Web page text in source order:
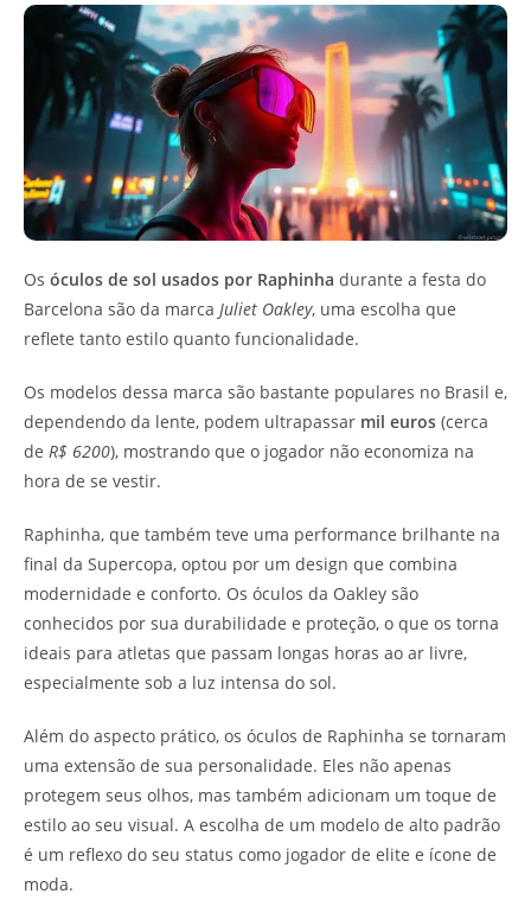
Os óculos de sol usados por Raphinha durante a festa do
Barcelona são da marca Juliet Oakley, uma escolha que
reflete tanto estilo quanto funcionalidade.
Os modelos dessa marca são bastante populares no Brasil e,
dependendo da lente, podem ultrapassar mil euros (cerca
de R$ 6200), mostrando que o jogador não economiza na
hora de se vestir.
Raphinha, que também teve uma performance brilhante na
final da Supercopa, optou por um design que combina
modernidade e conforto. Os óculos da Oakley são
conhecidos por sua durabilidade e proteção, o que os torna
ideais para atletas que passam longas horas ao ar livre,
especialmente sob a luz intensa do sol.
Além do aspecto prático, os óculos de Raphinha se tornaram
uma extensão de sua personalidade. Eles não apenas
protegem seus olhos, mas também adicionam um toque de
estilo ao seu visual. A escolha de um modelo de alto padrão
é um reflexo do seu status como jogador de elite e ícone de
moda.